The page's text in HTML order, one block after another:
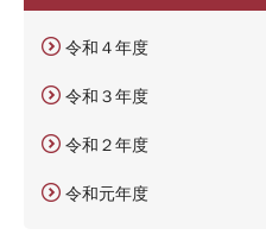
令和４年度
令和３年度
令和２年度
令和元年度